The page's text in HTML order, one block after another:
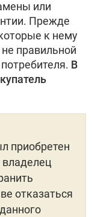
или
Прежде
к нему
правильной
В
приобретен
отказаться